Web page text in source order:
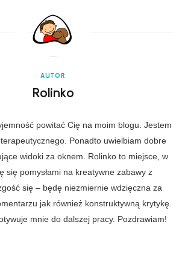
AUTOR
Rolinko
powitać Cię na moim blogu. Jestem
Ponadto uwielbiam dobre
widoki za oknem. Rolinko to miejsce, w
się pomysłami na kreatywne zabawy z
się – będę niezmiernie wdzięczna za
jak również konstruktywną krytykę.
mnie do dalszej pracy. Pozdrawiam!